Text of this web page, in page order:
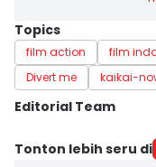
Topics
film action film
Divert me
kaikai-
Editorial Team
Editor
Tonton lebih seru di